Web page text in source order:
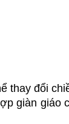
thay đổi
giàn giáo